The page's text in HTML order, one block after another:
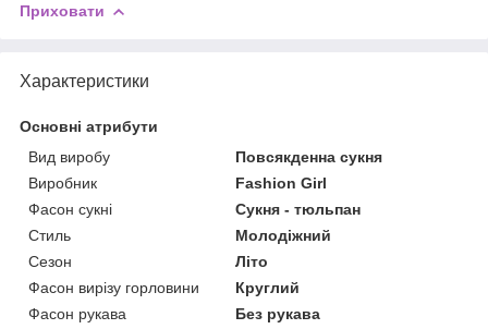
Приховати
Характеристики
Основні атрибути
Вид виробу
Повсякденна сукня
Виробник
Fashion Girl
Фасон сукні
Сукня - тюльпан
Стиль
Молодіжний
Сезон
Літо
Фасон вирізу горловини
Круглий
Фасон рукава
Без рукава